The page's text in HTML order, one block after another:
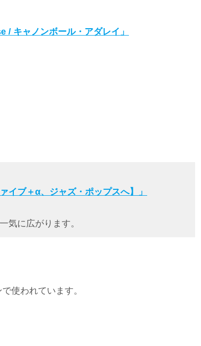
キャノンボール・アダレイ」
イブ＋α、ジャズ・ポップスへ】」
気に広がります。
使われています。